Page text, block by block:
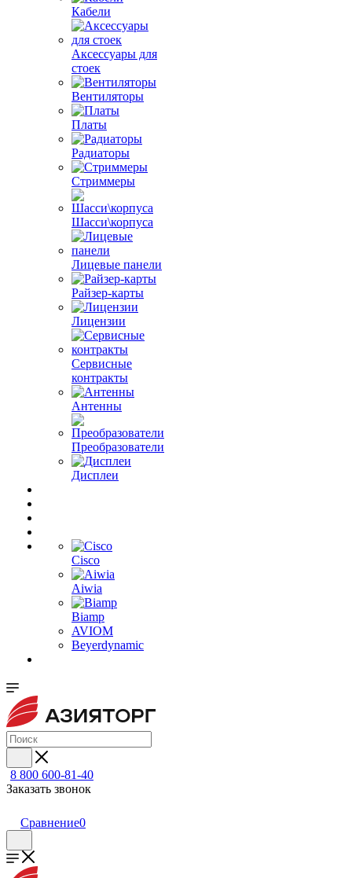
Кабели
Аксессуары для
стоек
Вентиляторы
Платы
Радиаторы
Стриммеры
Шасси\корпуса
Лицевые панели
Райзер-карты
Лицензии
Сервисные
контракты
Антенны
Преобразователи
Дисплеи
Cisco
Aiwia
Biamp
AVIOM
Beyerdynamic
8 800 600-81-40
Заказать звонок
Сравнение0